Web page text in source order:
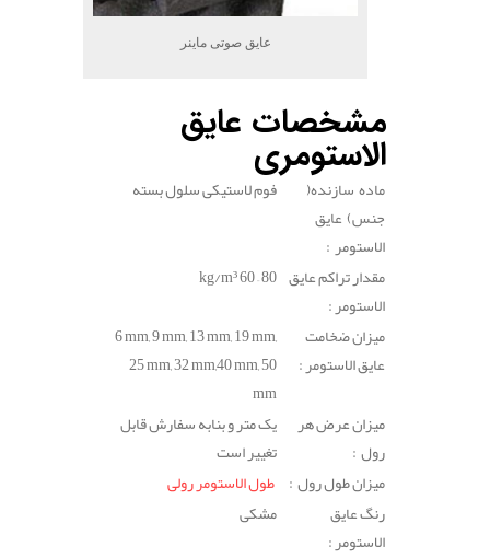
عایق صوتی ماینر
مشخصات عایق
الاستومری
ماده سازنده(
جنس) عایق
الاستومر :
فوم لاستیکی سلول بسته
مقدار تراکم عایق
الاستومر :
kg/m³60 – 80
میزان ضخامت
عایق الاستومر :
6 mm, 9 mm, 13 mm, 19 mm,
25 mm, 32 mm,40 mm, 50
mm
میزان عرض هر
رول :
یک متر و بنابه سفارش قابل
تغییر است
میزان طول رول : طول الاستومر رولی
رنگ عایق
الاستومر :
مشکی